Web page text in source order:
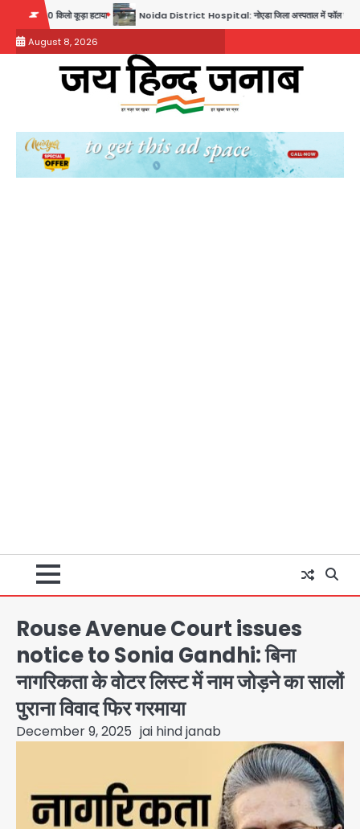
content
Noida District Hospital: नोएडा जिला अस्पताल में फॉल सीलिंग गिरी, गायनो OT गैलरी में बड़ा हादसा
August 8, 2026
Rouse Avenue Court issues
notice to Sonia Gandhi: बिना
नागरिकता के वोटर लिस्ट में नाम जोड़ने का सालों
पुराना विवाद फिर गरमाया
December 9, 2025 jai hind janab